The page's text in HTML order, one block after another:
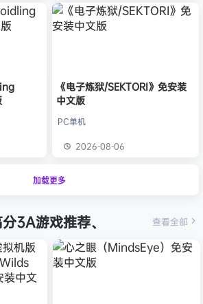
《电子炼狱/SEKTORI》免安装
中文版
PC单机
2026-08-06
加载更多
3A游戏推荐、 查看全部